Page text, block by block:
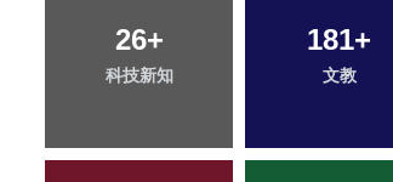
552+
綜合新聞
54+
宗教